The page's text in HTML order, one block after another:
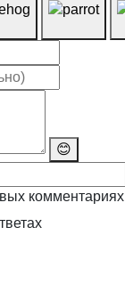
😊
комментариях